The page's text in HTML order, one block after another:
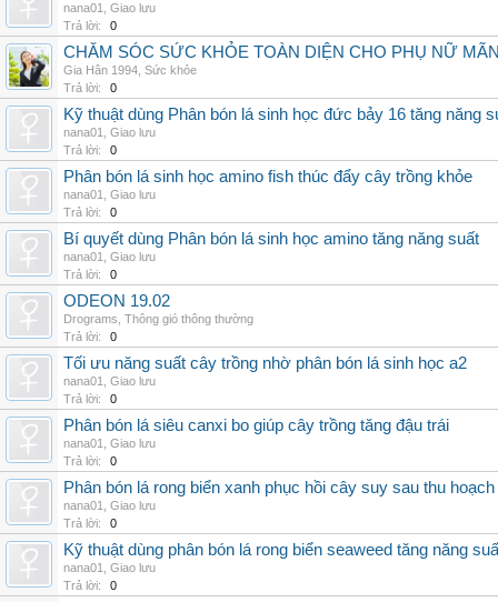
nana01
Giao lưu
Trả lời:
0
CHĂM SÓC SỨC KHỎE TOÀN DIỆN CHO PHỤ NỮ
Gia Hân 1994 Sức khỏe
Trả lời:
0
Kỹ thuật dùng Phân bón lá sinh học đức bảy 16 tăng năng
nana01
Giao lưu
Trả lời:
0
Phân bón lá sinh học amino fish thúc đẩy cây trồng khỏe
nana01
Giao lưu
Trả lời:
0
Bí quyết dùng Phân bón lá sinh học amino tăng năng suất
nana01
Giao lưu
Trả lời:
0
ODEON 19.02
Drograms Thông gió thông thường
Trả lời:
0
Tối ưu năng suất cây trồng nhờ phân bón lá sinh học a2
nana01
Giao lưu
Trả lời:
0
Phân bón lá siêu canxi bo giúp cây trồng tăng đậu trái
nana01
Giao lưu
Trả lời:
0
Phân bón lá rong biển xanh phục hồi cây suy sau thu hoạch
nana01
Giao lưu
Trả lời:
0
Kỹ thuật dùng phân bón lá rong biển seaweed tăng năng
nana01
Giao lưu
Trả lời:
0